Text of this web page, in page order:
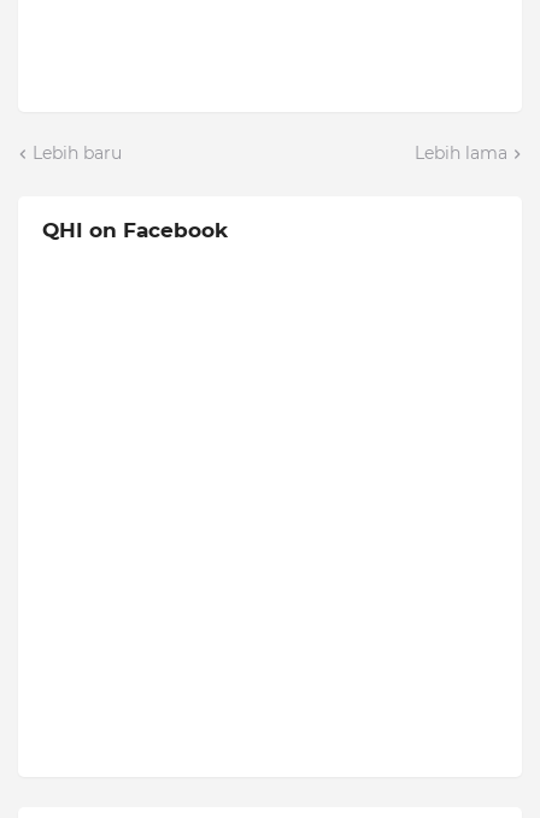
Lebih baru Lebih lama
QHI on Facebook